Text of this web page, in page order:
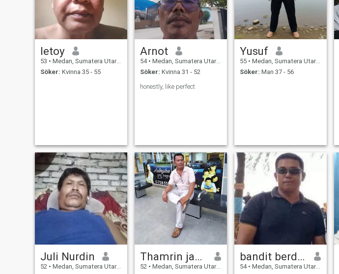
letoy
53 • Medan, Sumatera Utara, Indonesien
Söker: Kvinna 35 - 55
Arnot
54 • Medan, Sumatera Utara, Indonesien
Söker: Kvinna 31 - 52
honestly, like perfect
Yusuf
55 • Medan, Sumatera Utara, Indonesien
Söker: Man 37 - 56
Juli Nurdin
52 • Medan, Sumatera Utara, Indonesien
Thamrin jaya lbn Tobing
52 • Medan, Sumatera Utara, Indonesien
bandit berdasi
54 • Medan, Sumatera Utara, Indonesien